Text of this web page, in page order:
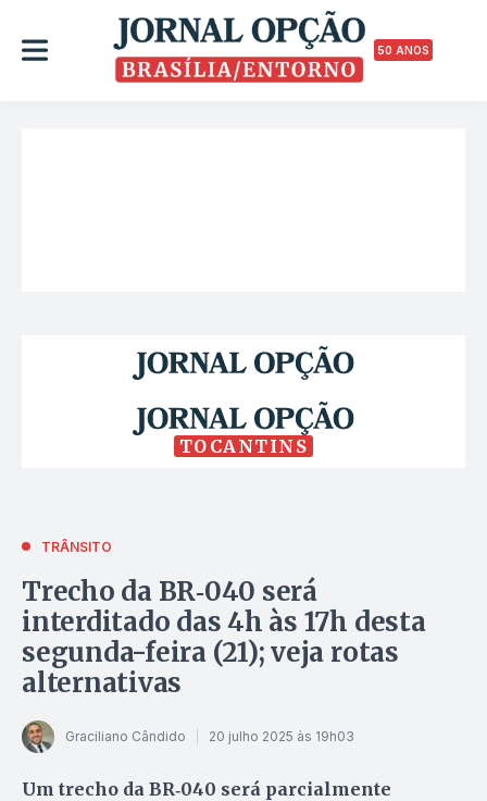
50 ANOS
TOCANTINS
TRÂNSITO
Trecho da BR‑040 será
interditado das 4h às 17h desta
segunda-feira (21); veja rotas
alternativas
Graciliano Cândido 20 julho 2025 às 19h03
Um trecho da BR‑040 será parcialmente